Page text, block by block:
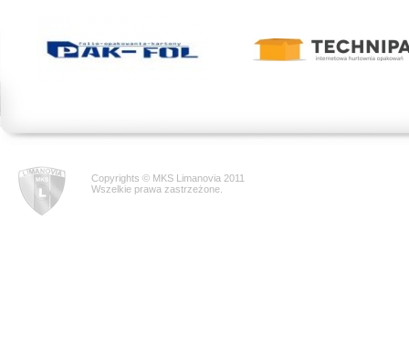
Copyrights © MKS Limanovia 2011
Wszelkie prawa zastrzeżone.